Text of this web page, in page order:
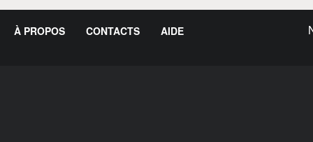
À PROPOS CONTACTS AIDE